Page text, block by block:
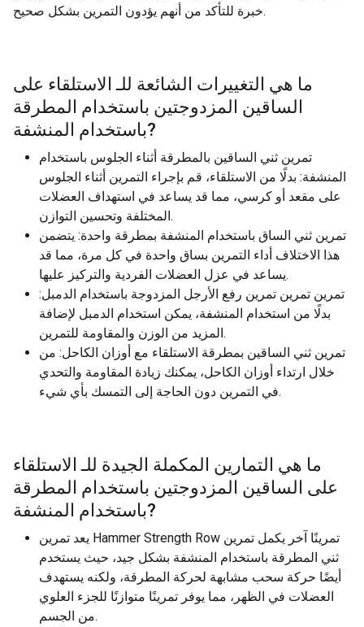
خبرة للتأكد من أنهم يؤدون التمرين بشكل صحيح.
ما هي التغييرات الشائعة للـ الاستلقاء على
الساقين المزدوجتين باستخدام المطرقة
باستخدام المنشفة?
تمرين ثني الساقين بالمطرقة أثناء الجلوس باستخدام
المنشفة: بدلًا من الاستلقاء، قم بإجراء التمرين أثناء الجلوس
على مقعد أو كرسي، مما قد يساعد في استهداف العضلات
المختلفة وتحسين التوازن.
تمرين ثني الساق باستخدام المنشفة بمطرقة واحدة: يتضمن
هذا الاختلاف أداء التمرين بساق واحدة في كل مرة، مما قد
يساعد في عزل العضلات الفردية والتركيز عليها.
تمرين تمرين تمرين رفع الأرجل المزدوجة باستخدام الدمبل:
بدلًا من استخدام المنشفة، يمكن استخدام الدمبل لإضافة
المزيد من الوزن والمقاومة للتمرين.
تمرين ثني الساقين بمطرقة الاستلقاء مع أوزان الكاحل: من
خلال ارتداء أوزان الكاحل، يمكنك زيادة المقاومة والتحدي
في التمرين دون الحاجة إلى التمسك بأي شيء.
ما هي التمارين المكملة الجيدة للـ الاستلقاء
على الساقين المزدوجتين باستخدام المطرقة
باستخدام المنشفة?
يعد تمرين Hammer Strength Row تمرينًا آخر يكمل تمرين
ثني المطرقة باستخدام المنشفة بشكل جيد، حيث يستخدم
أيضًا حركة سحب مشابهة لحركة المطرقة، ولكنه يستهدف
العضلات في الظهر، مما يوفر تمرينًا متوازنًا للجزء العلوي
من الجسم.